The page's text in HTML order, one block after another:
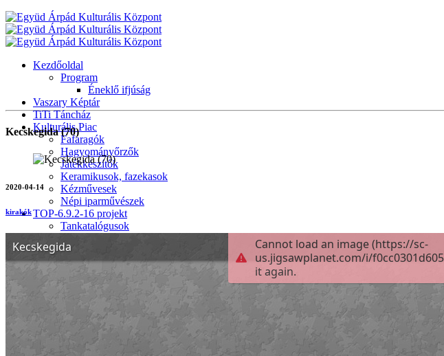
Kezdőoldal
Program
Éneklő ifjúság
Vaszary Képtár
TiTi Táncház
Kulturális Piac
Fafaragók
Hagyományőrzők
Játékkészítők
Keramikusok, fazekasok
Kézművesek
Népi iparművészek
TOP-6.9.2-16 projekt
Tankatalógusok
Egyéb kulturális programok
Generációk közötti tudásátadás
Művelődő közösségek
Részvételi fórumok
Tájékoztató projekttevékenységről
Adatvédelmi tájékoztató
Közérdekű információk
Adatkezelési tájékoztató
Rendezvényeinkről
Kecskegida (70)
2020-04-14
kirakók